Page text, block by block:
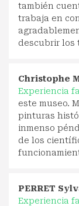
también
trabaja en
descubrir los
Christophe
Experiencia
este museo.
pinturas
inmenso
de los
PERRET
Experiencia